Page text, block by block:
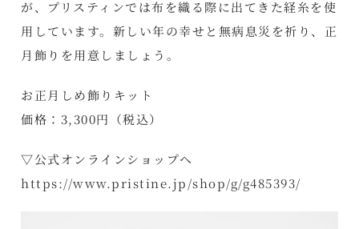
が、プリスティンでは布を織る際に出てきた経糸を使
用しています。新しい年の幸せと無病息災を祈り、正
月飾りを用意しましょう。
お正月しめ飾りキット
価格：3,300円（税込）
▽公式オンラインショップへ
https://www.pristine.jp/shop/g/g485393/